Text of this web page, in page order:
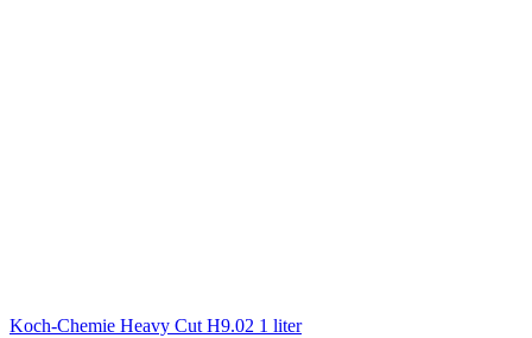
Koch-Chemie Heavy Cut H9.02 1 liter